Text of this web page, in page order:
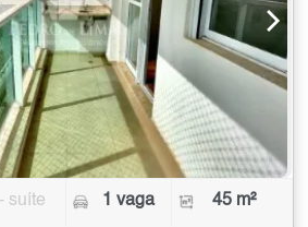
- suíte 1 vaga 45 m²